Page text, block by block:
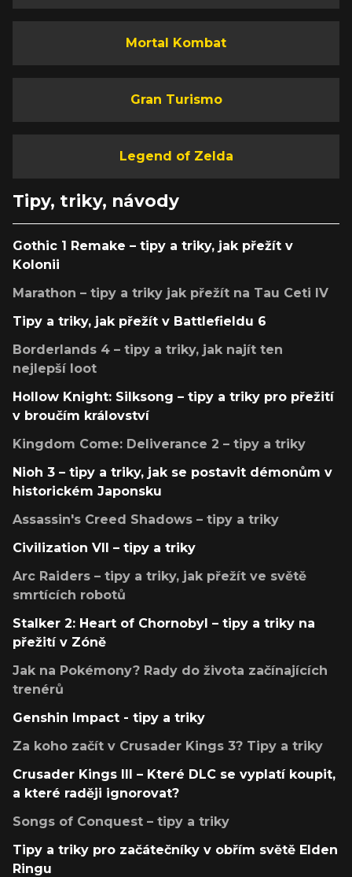
Mortal Kombat
Gran Turismo
Legend of Zelda
Tipy, triky, návody
Gothic 1 Remake – tipy a triky, jak přežít v
Kolonii
Marathon – tipy a triky jak přežít na Tau Ceti IV
Tipy a triky, jak přežít v Battlefieldu 6
Borderlands 4 – tipy a triky, jak najít ten
nejlepší loot
Hollow Knight: Silksong – tipy a triky pro přežití
v broučím království
Kingdom Come: Deliverance 2 – tipy a triky
Nioh 3 – tipy a triky, jak se postavit démonům v
historickém Japonsku
Assassin's Creed Shadows – tipy a triky
Civilization VII – tipy a triky
Arc Raiders – tipy a triky, jak přežít ve světě
smrtících robotů
Stalker 2: Heart of Chornobyl – tipy a triky na
přežití v Zóně
Jak na Pokémony? Rady do života začínajících
trenérů
Genshin Impact - tipy a triky
Za koho začít v Crusader Kings 3? Tipy a triky
Crusader Kings III – Které DLC se vyplatí koupit,
a které raději ignorovat?
Songs of Conquest – tipy a triky
Tipy a triky pro začátečníky v obřím světě Elden
Ringu